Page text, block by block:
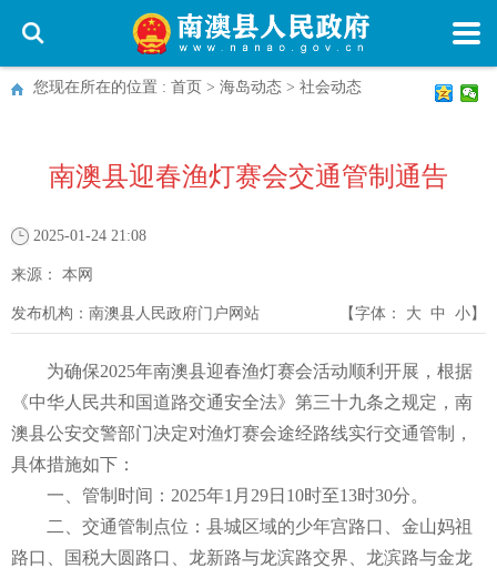
您现在所在的位置 : 首页 > 海岛动态 > 社会动态
南澳县迎春渔灯赛会交通管制通告
2025-01-24 21:08
来源： 本网
发布机构： 南澳县人民政府门户网站 【字体： 大 中 小】
为确保2025年南澳县迎春渔灯赛会活动顺利开展，根据
《中华人民共和国道路交通安全法》第三十九条之规定，南
澳县公安交警部门决定对渔灯赛会途经路线实行交通管制，
具体措施如下：
一、管制时间：2025年1月29日10时至13时30分。
二、交通管制点位：县城区域的少年宫路口、金山妈祖
路口、国税大圆路口、龙新路与龙滨路交界、龙滨路与金龙